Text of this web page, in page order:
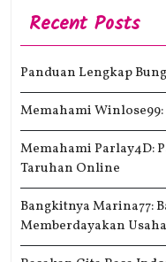
Recent Posts
Panduan Lengkap
Memahami
Memahami Parlay4D:
Taruhan Online
Bangkitnya Marina77:
Memberdayakan